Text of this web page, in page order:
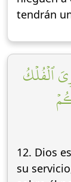
tendrán
ٱلۡفُلۡكُ
12. Dios
su